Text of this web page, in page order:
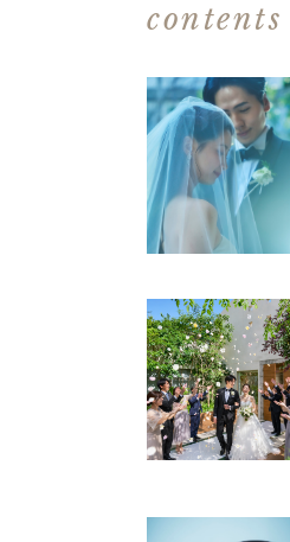
contents